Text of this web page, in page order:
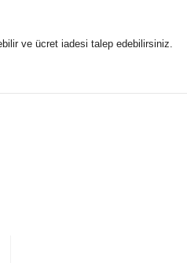
ve ücret iadesi talep edebilirsiniz.